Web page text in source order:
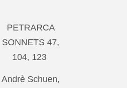
PETRARCA
SONNETS 47,
104, 123
Andrè Schuen,